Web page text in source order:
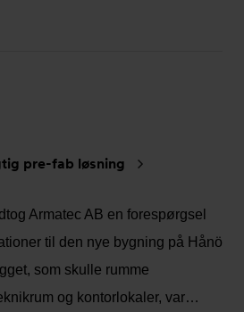
pre-fab løsning
Armatec AB en forespørgsel
til den nye bygning på Hånö
som skulle rumme
og kontorlokaler, var…